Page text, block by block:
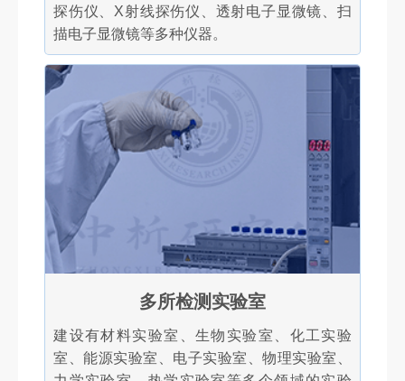
探伤仪、X射线探伤仪、透射电子显微镜、扫
描电子显微镜等多种仪器。
多所检测实验室
建设有材料实验室、生物实验室、化工实验
室、能源实验室、电子实验室、物理实验室、